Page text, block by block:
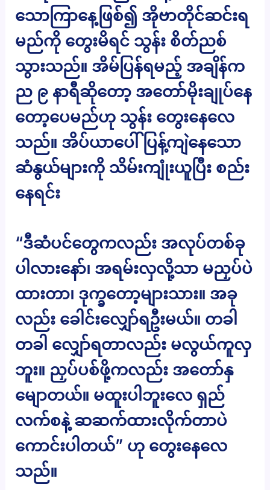
သောကြာနေ့ဖြစ်၍ အိုဗာတိုင်ဆင်းရ
မည်ကို တွေးမိရင် သွန်း စိတ်ညစ်
သွားသည်။ အိမ်ပြန်ရမည့် အချိန်က
ည ၉ နာရီဆိုတော့ အတော်မိုးချုပ်နေ
တော့ပေမည်ဟု သွန်း တွေးနေလေ
သည်။ အိပ်ယာပေါ် ပြန့်ကျဲနေသော
ဆံနွယ်များကို သိမ်းကျုံးယူပြီး စည်း
နေရင်း
“ဒီဆံပင်တွေကလည်း အလုပ်တစ်ခု
ပါလားနော်၊ အရမ်းလှလို့သာ မညှပ်ပဲ
ထားတာ၊ ဒုက္ခတော့များသား။ အခု
လည်း ခေါင်းလျှော်ရဦးမယ်။ တခါ
တခါ လျှော်ရတာလည်း မလွယ်ကူလှ
ဘူး။ ညှပ်ပစ်ဖို့ကလည်း အတော်နှ
မျောတယ်။ မထူးပါဘူးလေ ရှည်
လက်စနဲ့ ဆဆက်ထားလိုက်တာပဲ
ကောင်းပါတယ်” ဟု တွေးနေလေ
သည်။